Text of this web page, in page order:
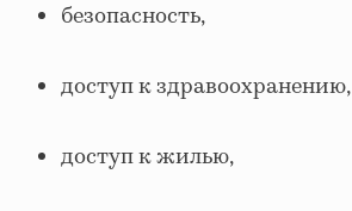
безопасность,
доступ к здравоохранению,
доступ к жилью,